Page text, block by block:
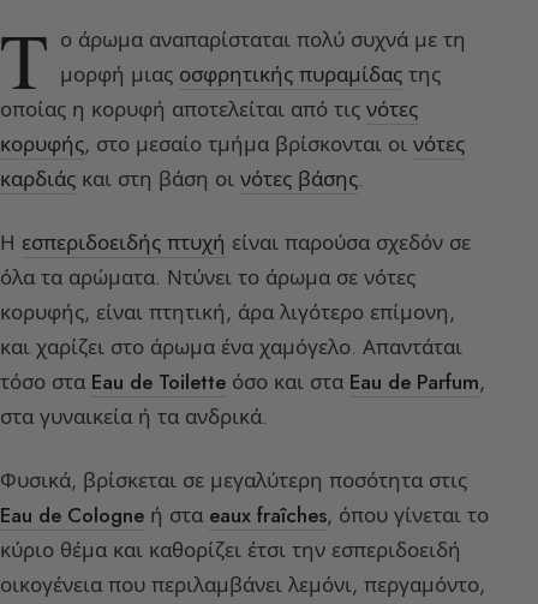
Τ ο άρωμα αναπαρίσταται πολύ συχνά με τη
μορφή μιας οσφρητικής πυραμίδαςτης
οποίας η κορυφή αποτελείται από τις νότες
κορυφής, στο μεσαίο τμήμα βρίσκονται οι νότες
καρδιάς και στη βάση οι νότες βάσης.
Η εσπεριδοειδής πτυχή είναι παρούσα σχεδόν σε
όλα τα αρώματα. Ντύνει το άρωμα σε νότες
κορυφής, είναι πτητική, άρα λιγότερο επίμονη,
και χαρίζει στο άρωμα ένα χαμόγελο. Απαντάται
τόσο στα Eau de Toilette όσο και στα Eau de Parfum,
στα γυναικεία ή τα ανδρικά.
Φυσικά, βρίσκεται σε μεγαλύτερη ποσότητα στις
Eau de Cologne ή στα eaux fraîches, όπου γίνεται το
κύριο θέμα και καθορίζει έτσι την εσπεριδοειδή
οικογένεια που περιλαμβάνει λεμόνι, περγαμόντο,